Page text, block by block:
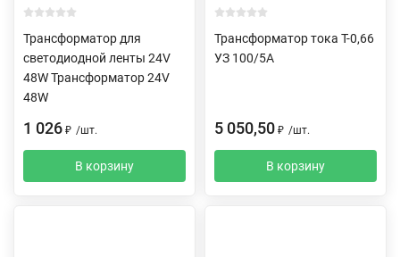
Трансформатор для
светодиодной ленты 24V
48W Трансформатор 24V
48W
1 026 ₽ /шт.
В корзину
Трансформатор тока Т-0,66
УЗ 100/5А
5 050,50 ₽ /шт.
В корзину